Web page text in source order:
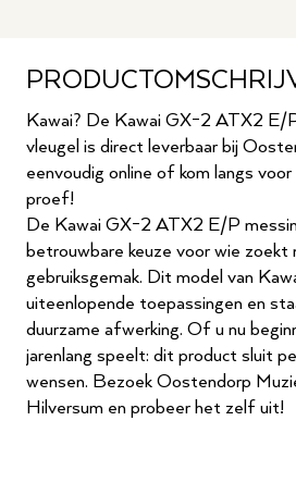
Kawai? De Kawai GX-2 ATX2 E/
vleugel is direct leverbaar bij
eenvoudig online of kom langs
proef!
De Kawai GX-2 ATX2 E/P
betrouwbare keuze voor wie zoekt
gebruiksgemak. Dit model van
uiteenlopende toepassingen en
duurzame afwerking. Of u nu
jarenlang speelt: dit product sluit
wensen. Bezoek Oostendorp
Hilversum en probeer het zelf uit!